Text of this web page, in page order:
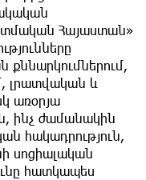
Հայաստան»
քննարկումներում,
լրատվական և
առօրյա
ինչ ժամանակին
հակադրություն,
սոցիալական
հատկապես